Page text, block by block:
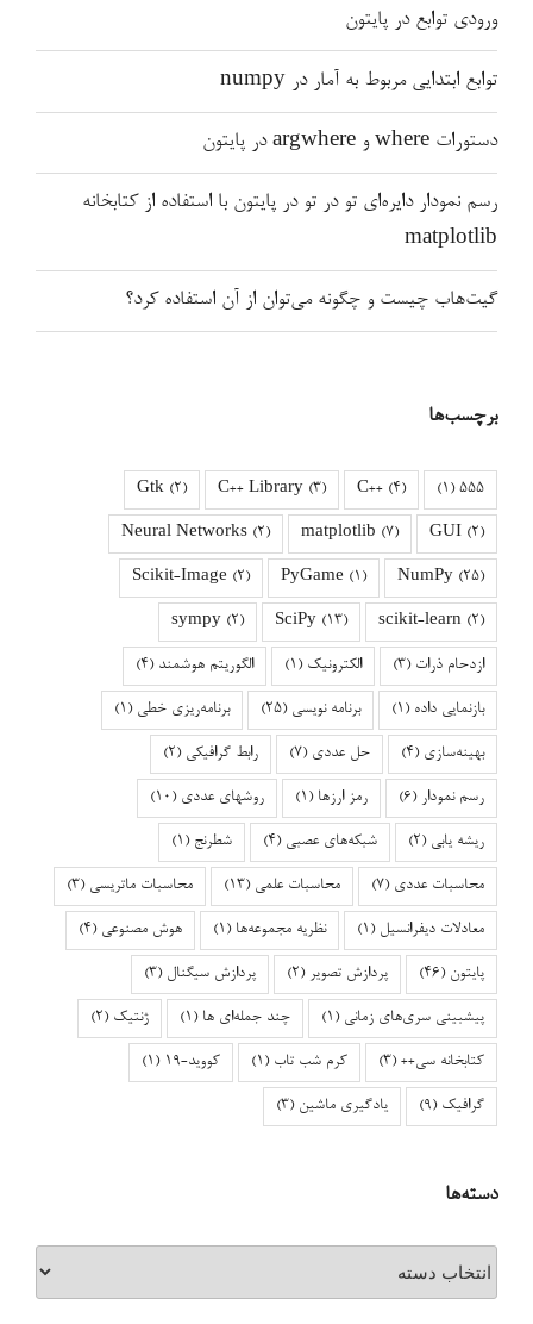
ورودی توابع در پایتون
توابع ابتدایی مربوط به آمار در numpy
دستورات where و argwhere در پایتون
رسم نمودار دایره‌ای تو در تو در پایتون با استفاده از کتابخانه
matplotlib
گیت‌هاب چیست و چگونه می‌توان از آن استفاده کرد؟
برچسب‌ها
555
(1)
C++ (4)
C++ Library (3)
Gtk (2)
GUI (2)
matplotlib (7)
Neural Networks (2)
NumPy (25)
PyGame (1)
Scikit-Image (2)
scikit-learn (2)
SciPy (13)
sympy (2)
ازدحام ذرات (3) الکترونیک (1) الگوریتم هوشمند (4)
بازنمایی داده (1) برنامه نویسی (25) برنامه‌ریزی خطی (1)
بهینه‌سازی (4) حل عددی (7) رابط گرافیکی (2)
رسم نمودار (6) رمز ارزها (1) روشهای عددی (10)
ریشه یابی (2) شبکه‌های عصبی (4) شطرنج (1)
محاسبات عددی (7) محاسبات علمی (13) محاسبات ماتریسی (3)
معادلات دیفرانسیل (1) نظریه مجموعه‌ها (1) هوش مصنوعی (4)
پایتون (46) پردازش تصویر (2) پردازش سیگنال (3)
پیشبینی سری‌های زمانی (1) چند جمله‌ای ها (1) ژنتیک (2)
کتابخانه سی++ (3) کرم شب تاب (1) کووید-۱۹ (1)
گرافیک (9) یادگیری ماشین (3)
دسته‌ها